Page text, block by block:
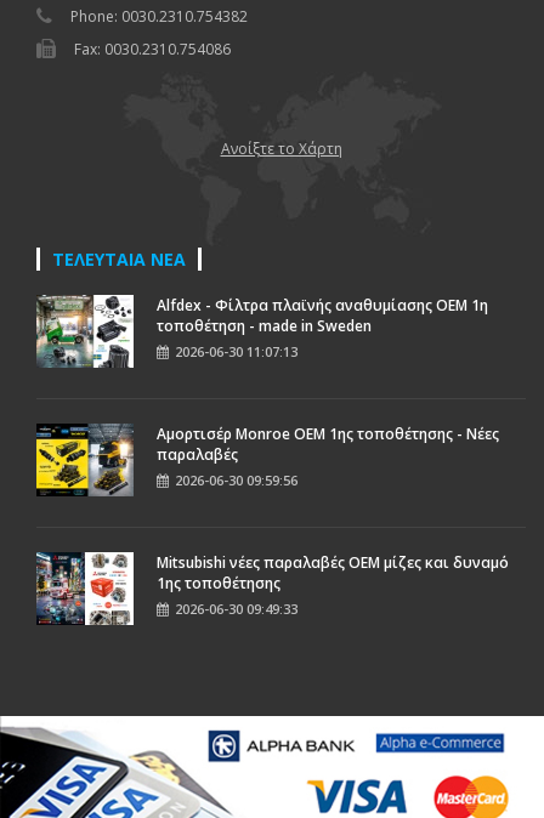
Phone: 0030.2310.754382
Fax: 0030.2310.754086
Ανοίξτε το Χάρτη
ΤΕΛΕΥΤΑΙΑ ΝΕΑ
Alfdex - Φίλτρα πλαϊνής αναθυμίασης OEM 1η
τοποθέτηση - made in Sweden
2026-06-30 11:07:13
Αμορτισέρ Monroe ΟΕΜ 1ης τοποθέτησης - Νέες
παραλαβές
2026-06-30 09:59:56
Mitsubishi νέες παραλαβές OEM μίζες και δυναμό
1ης τοποθέτησης
2026-06-30 09:49:33